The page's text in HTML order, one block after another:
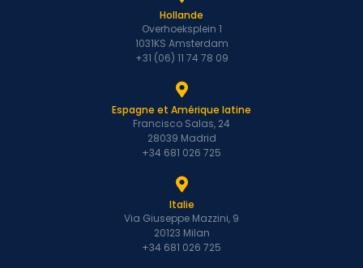
Hollande
Overhoeksplein 1
1031KS Amsterdam
+31 (06) 11 74 78 09
Espagne et Amérique latine
Francisco Salas, 24
28039 Madrid
+34 681 026 725
Italie
Via Giuseppe Mazzini, 9
20123 Milan
+34 681 026 725